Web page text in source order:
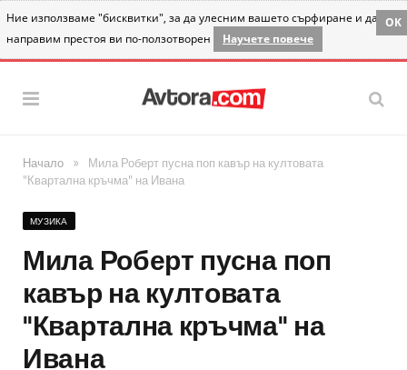
Ние използваме "бисквитки", за да улесним вашето сърфиране и да
направим престоя ви по-ползотворен
Научете повече
OK
Начало »
Мила Роберт пусна поп кавър на култовата
"Квартална кръчма" на Ивана
МУЗИКА
Мила Роберт пусна поп
кавър на култовата
"Квартална кръчма" на
Ивана